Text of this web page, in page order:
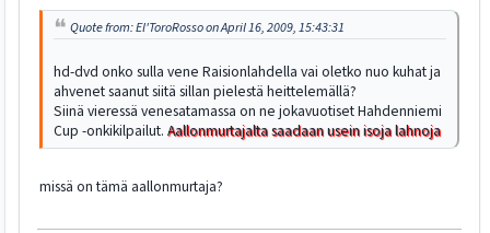
Quote from: El'ToroRosso on April 16, 2009, 15:43:31
hd-dvd onko sulla vene Raisionlahdella vai oletko nuo kuhat ja
ahvenet saanut siitä sillan pielestä heittelemällä?
Siinä vieressä venesatamassa on ne jokavuotiset Hahdenniemi
Cup -onkikilpailut. Aallonmurtajalta saadaan usein isoja lahnoja
missä on tämä aallonmurtaja?